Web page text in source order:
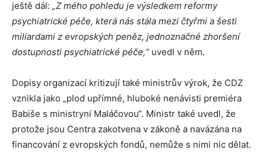
ještě dál: „Z mého pohledu je výsledkem reformy
psychiatrické péče, která nás stála mezi čtyřmi a šesti
miliardami z evropských peněz, jednoznačné zhoršení
dostupnosti psychiatrické péče,“uvedl v něm.
Dopisy organizací kritizují také ministrův výrok, že CDZ
vznikla jako „plod upřímné, hluboké nenávisti premiéra
Babiše s ministryní Maláčovou“. Ministr také uvedl, že
protože jsou Centra zakotvena v zákoně a navázána na
financování z evropských fondů, nemůže s nimi nic dělat.